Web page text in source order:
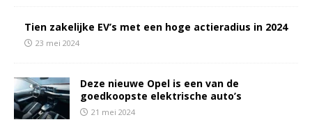
Tien zakelijke EV’s met een hoge actieradius in 2024
23 mei 2024
Deze nieuwe Opel is een van de
goedkoopste elektrische auto’s
21 mei 2024